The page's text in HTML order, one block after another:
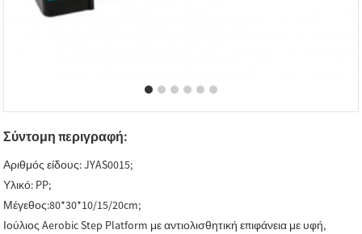
Σύντομη περιγραφή:
Αριθμός είδους: JYAS0015;
Υλικό: PP;
Μέγεθος:80*30*10/15/20cm;
Ιούλιος Aerobic Step Platform με αντιολισθητική επιφάνεια με υφή,